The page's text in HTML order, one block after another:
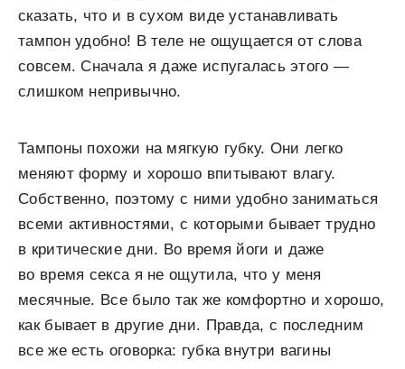
сказать, что и в сухом виде устанавливать
тампон удобно! В теле не ощущается от слова
совсем. Сначала я даже испугалась этого —
слишком непривычно.
Тампоны похожи на мягкую губку. Они легко
меняют форму и хорошо впитывают влагу.
Собственно, поэтому с ними удобно заниматься
всеми активностями, с которыми бывает трудно
в критические дни. Во время йоги и даже
во время секса я не ощутила, что у меня
месячные. Все было так же комфортно и хорошо,
как бывает в другие дни. Правда, с последним
все же есть оговорка: губка внутри вагины